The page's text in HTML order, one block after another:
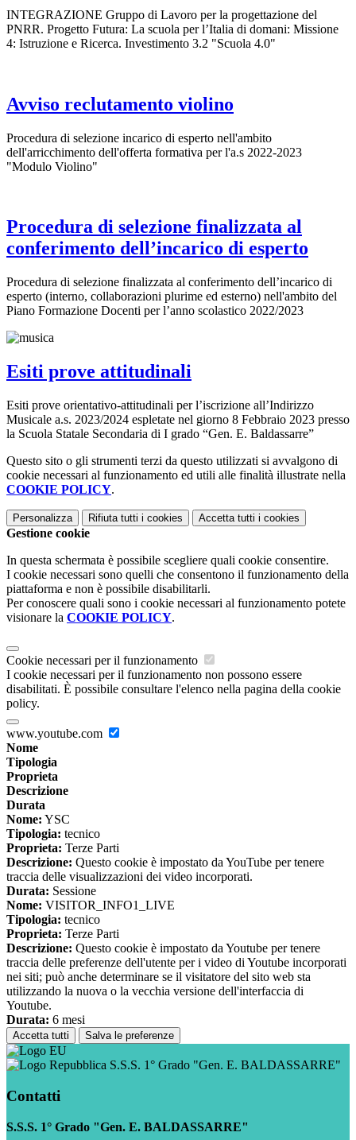
INTEGRAZIONE Gruppo di Lavoro per la progettazione del
PNRR. Progetto Futura: La scuola per l’Italia di domani: Missione
4: Istruzione e Ricerca. Investimento 3.2 "Scuola 4.0"
Avviso reclutamento violino
Procedura di selezione incarico di esperto nell'ambito
dell'arricchimento dell'offerta formativa per l'a.s 2022-2023
"Modulo Violino"
Procedura di selezione finalizzata al
conferimento dell’incarico di esperto
Procedura di selezione finalizzata al conferimento dell’incarico di
esperto (interno, collaborazioni plurime ed esterno) nell'ambito del
Piano Formazione Docenti per l’anno scolastico 2022/2023
Esiti prove attitudinali
Esiti prove orientativo-attitudinali per l’iscrizione all’Indirizzo
Musicale a.s. 2023/2024 espletate nel giorno 8 Febbraio 2023 presso
la Scuola Statale Secondaria di I grado “Gen. E. Baldassarre”
Questo sito o gli strumenti terzi da questo utilizzati si avvalgono di
cookie necessari al funzionamento ed utili alle finalità illustrate nella
COOKIE POLICY.
Personalizza Rifiuta tutti i cookies Accetta tutti i cookies
Gestione cookie
In questa schermata è possibile scegliere quali cookie consentire.
I cookie necessari sono quelli che consentono il funzionamento della
piattaforma e non è possibile disabilitarli.
Per conoscere quali sono i cookie necessari al funzionamento potete
visionare la COOKIE POLICY.
Cookie necessari per il funzionamento
I cookie necessari per il funzionamento non possono essere
disabilitati. È possibile consultare l'elenco nella pagina della cookie
policy.
www.youtube.com
Nome
Tipologia
Proprieta
Descrizione
Durata
Nome: YSC
Tipologia: tecnico
Proprieta: Terze Parti
Descrizione: Questo cookie è impostato da YouTube per tenere
traccia delle visualizzazioni dei video incorporati.
Durata: Sessione
Nome: VISITOR_INFO1_LIVE
Tipologia: tecnico
Proprieta: Terze Parti
Descrizione: Questo cookie è impostato da Youtube per tenere
traccia delle preferenze dell'utente per i video di Youtube incorporati
nei siti; può anche determinare se il visitatore del sito web sta
utilizzando la nuova o la vecchia versione dell'interfaccia di
Youtube.
Durata: 6 mesi
Accetta tutti Salva le preferenze
S.S.S. 1° Grado "Gen. E. BALDASSARRE"
Contatti
S.S.S. 1° Grado "Gen. E. BALDASSARRE"